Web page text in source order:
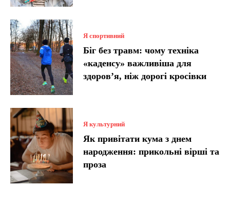
Я спортивний
Біг без травм: чому техніка
«каденсу» важливіша для
здоров’я, ніж дорогі кросівки
Я культурний
Як привітати кума з днем
народження: прикольні вірші та
проза